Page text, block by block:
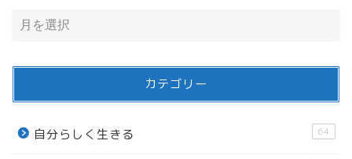
カテゴリー
自分らしく生きる 64